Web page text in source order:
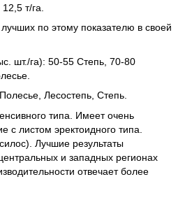
т/га.
по этому показателю в своей
шт./га): 50-55 Степь, 70-80
Лесостепь, Степь.
типа. Имеет очень
с листом эректоидного типа.
Лучшие результаты
и западных регионах
отвечает более